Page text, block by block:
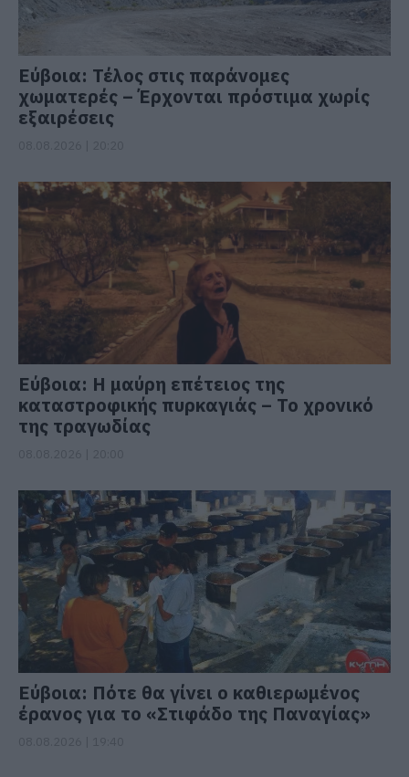
Εύβοια: Τέλος στις παράνομες
χωματερές – Έρχονται πρόστιμα χωρίς
εξαιρέσεις
Εύβοια: Η μαύρη επέτειος της
καταστροφικής πυρκαγιάς – Το χρονικό
της τραγωδίας
Εύβοια: Πότε θα γίνει ο καθιερωμένος
έρανος για το «Στιφάδο της Παναγίας»